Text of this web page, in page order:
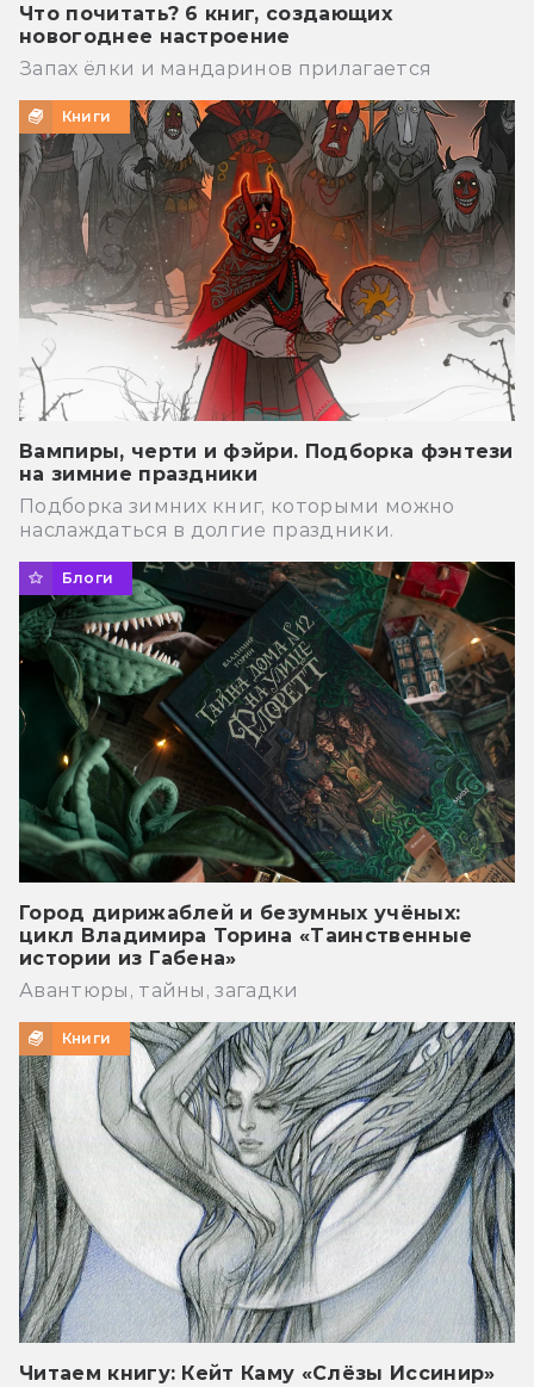
Что почитать? 6 книг, создающих
новогоднее настроение
Запах ёлки и мандаринов прилагается
Книги
Вампиры, черти и фэйри. Подборка фэнтези
на зимние праздники
Подборка зимних книг, которыми можно
наслаждаться в долгие праздники.
Блоги
Город дирижаблей и безумных учёных:
цикл Владимира Торина «Таинственные
истории из Габена»
Авантюры, тайны, загадки
Книги
Читаем книгу: Кейт Каму «Слёзы Иссинир»